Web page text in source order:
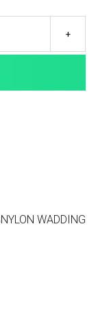
+
WADDING